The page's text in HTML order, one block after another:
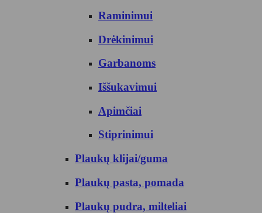
Raminimui
Drėkinimui
Garbanoms
Iššukavimui
Apimčiai
Stiprinimui
Plaukų klijai/guma
Plaukų pasta, pomada
Plaukų pudra, milteliai